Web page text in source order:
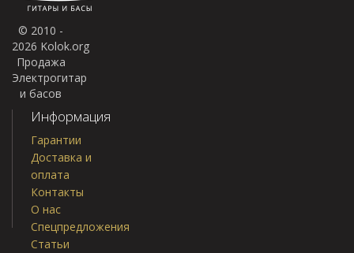
© 2010 -
2026 Kolok.org
Продажа
Электрогитар
и басов
Информация
Гарантии
Доставка и
оплата
Контакты
О нас
Спецпредложения
Статьи